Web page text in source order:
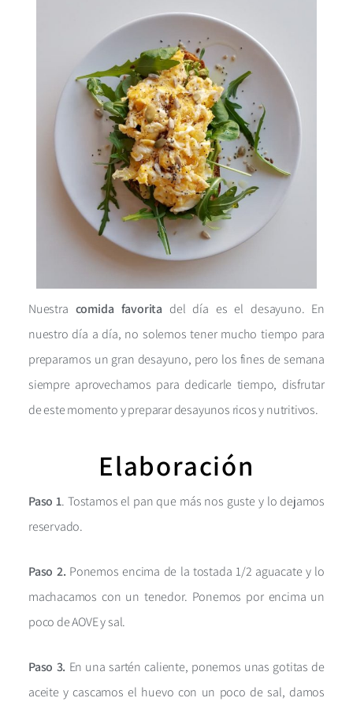
Nuestra comida favorita del día es el desayuno. En
nuestro día a día, no solemos tener mucho tiempo para
prepararnos un gran desayuno, pero los fines de semana
siempre aprovechamos para dedicarle tiempo, disfrutar
de este momento y preparar desayunos ricos y nutritivos.
Elaboración
Paso 1. Tostamos el pan que más nos guste y lo dejamos
reservado.
Paso 2. Ponemos encima de la tostada 1/2 aguacate y lo
machacamos con un tenedor. Ponemos por encima un
poco de AOVE y sal.
Paso 3. En una sartén caliente, ponemos unas gotitas de
aceite y cascamos el huevo con un poco de sal, damos